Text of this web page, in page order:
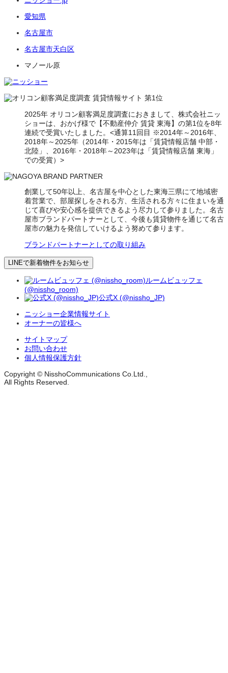
愛知県
名古屋市
名古屋市天白区
マノール原
2025年 オリコン顧客満足度調査におきまして、株式会社ニッ
ショーは、おかげ様で【不動産仲介 賃貸 東海】の第1位を8年
連続で受賞いたしました。<通算11回目 ※2014年～2016年、
2018年～2025年（2014年・2015年は「賃貸情報店舗 中部・
北陸」、2016年・2018年～2023年は「賃貸情報店舗 東海」
での受賞）>
創業して50年以上、名古屋を中心とした東海三県にて地域密
着営業で、部屋探しをされる方、生活される方々に住まいを通
じて喜びや安心感を提供できるよう尽力して参りました。名古
屋市ブランドパートナーとして、今後も賃貸物件を通じて名古
屋市の魅力を発信していけるよう努めて参ります。
ブランドパートナーとしての取り組み
LINEで新着物件をお知らせ
ルームビュッフェ
(@nissho_room)
公式X (@nissho_JP)
ニッショー企業情報サイト
オーナーの皆様へ
サイトマップ
お問い合わせ
個人情報保護方針
Copyright © NisshoCommunications Co.Ltd.,
All Rights Reserved.